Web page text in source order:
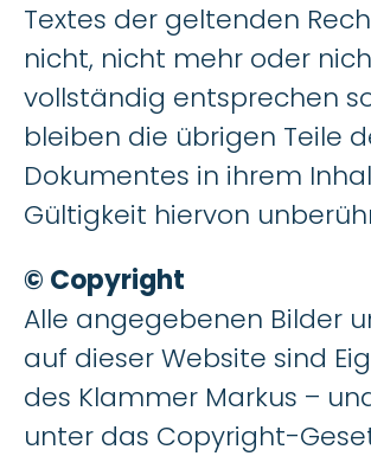
Textes der geltenden
nicht, nicht mehr oder
vollständig entsprechen
bleiben die übrigen Teile
Dokumentes in ihrem
Gültigkeit hiervon
© Copyright
Alle angegebenen Bilder
auf dieser Website sind
des Klammer Markus –
unter das Copyright-